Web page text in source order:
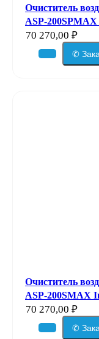
Очиститель
ASP-
70 270,00 ₽
✆
Очиститель
ASP-200SMAX
70 270,00 ₽
✆